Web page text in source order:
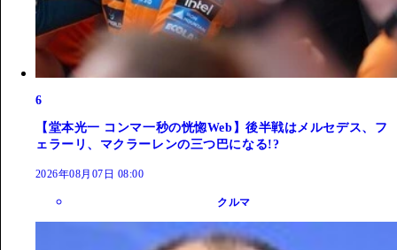
6
【堂本光一 コンマ一秒の恍惚Web】後半戦はメルセデス、フ
ェラーリ、マクラーレンの三つ巴になる!?
2026年08月07日 08:00
クルマ